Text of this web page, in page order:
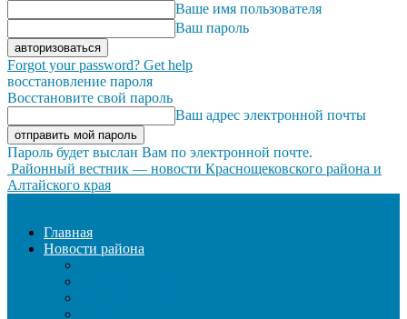
Ваше имя пользователя
Ваш пароль
Forgot your password? Get help
восстановление пароля
Восстановите свой пароль
Ваш адрес электронной почты
Пароль будет выслан Вам по электронной почте.
Районный вестник — новости Краснощековского района и
Алтайского края
Главная
Новости района